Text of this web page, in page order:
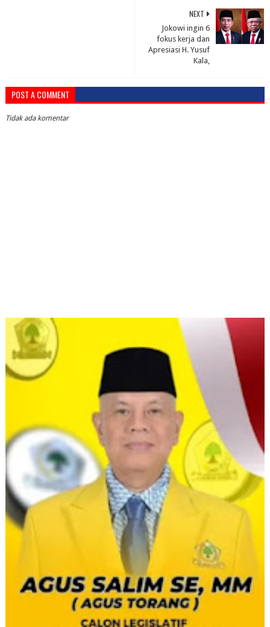
NEXT
Jokowi ingin 6
fokus kerja dan
Apresiasi H. Yusuf
Kala,
POST A COMMENT
Tidak ada komentar